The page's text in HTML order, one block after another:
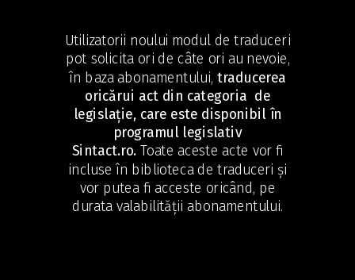
Utilizatorii noului modul de traduceri
pot solicita ori de câte ori au nevoie,
în baza abonamentului, traducerea
oricărui act din categoria de
legislație, care este disponibil în
programul legislativ
Sintact.ro. Toate aceste acte vor fi
incluse în biblioteca de traduceri și
vor putea fi acceste oricând, pe
durata valabilității abonamentului.